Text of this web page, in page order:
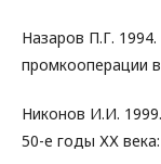
Назаров П.Г.
промкооперации
Никонов И.И.
50-е годы ХХ